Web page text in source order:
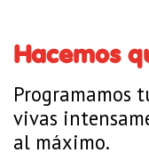
Hacemos
Programamos
vivas
al máximo.